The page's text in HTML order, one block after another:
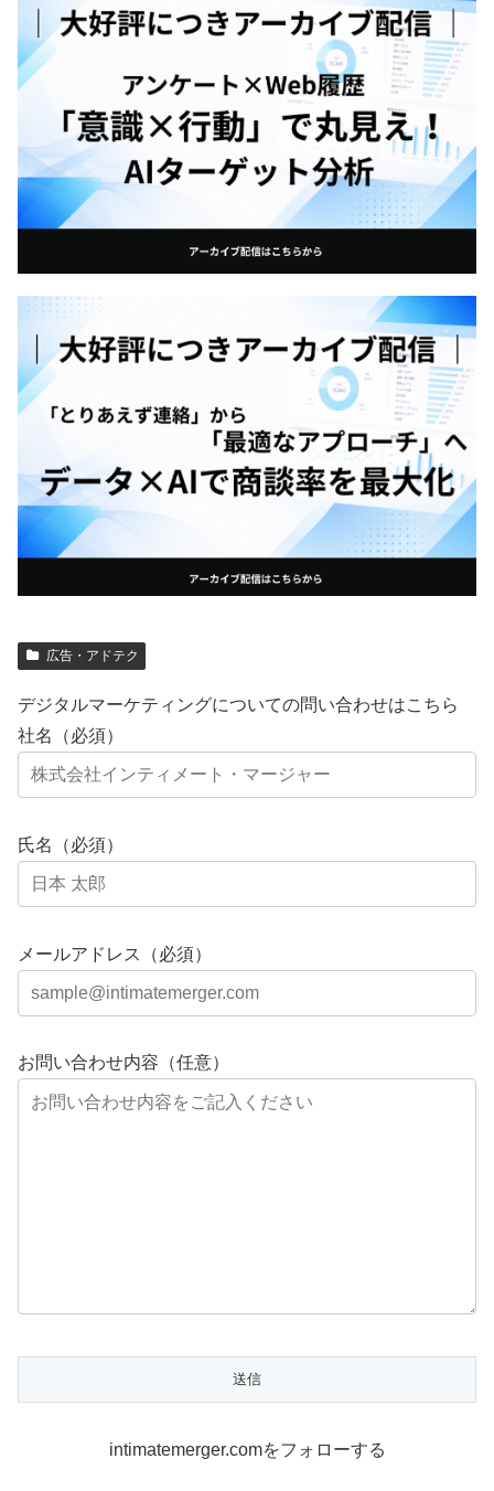
広告・アドテク
デジタルマーケティングについての問い合わせはこちら
社名（必須）
氏名（必須）
メールアドレス（必須）
お問い合わせ内容（任意）
intimatemerger.comをフォローする